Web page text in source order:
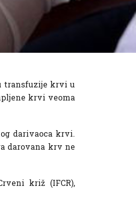
transfuzije krvi u
krvi veoma
darivaoca krvi.
darovana krv ne
križ (IFCR),